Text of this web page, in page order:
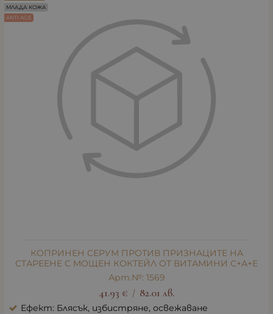
КОПРИНЕН СЕРУМ ПРОТИВ ПРИЗНАЦИТЕ НА
СТАРЕЕНЕ С МОЩЕН КОКТЕЙЛ ОТ ВИТАМИНИ С+А+Е
Арт.№: 1569
41.93 € / 82.01 лв.
Ефект: Блясък, избистряне, освежаване
МЛАДА КОЖА
ANTI AGE